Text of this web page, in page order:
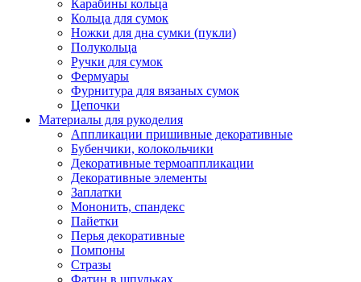
Карабины кольца
Кольца для сумок
Ножки для дна сумки (пукли)
Полукольца
Ручки для сумок
Фермуары
Фурнитура для вязаных сумок
Цепочки
Материалы для рукоделия
Аппликации пришивные декоративные
Бубенчики, колокольчики
Декоративные термоаппликации
Декоративные элементы
Заплатки
Мононить, спандекс
Пайетки
Перья декоративные
Помпоны
Стразы
Фатин в шпульках